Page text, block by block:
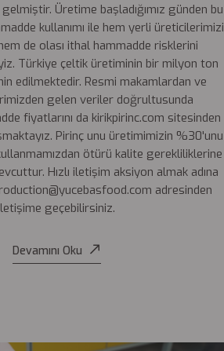
gelmiştir. Üretime başladığımız günden bu
kullanımı ile hem yerli üreticilerimizi
de olası ithal hammadde risklerini
Türkiye çeltik üretiminin bir milyon ton
edilmektedir. Resmi makamlardan ve
gelen veriler doğrultusunda
fiyatlarını da kirikpirinc.com sitesinden
Pirinç unu üretimimizin %30'unu
ötürü kalite gerekliliklerine
Hızlı iletişim aksiyon almak adına
adresinden
geçebilirsiniz.
Devamını Oku